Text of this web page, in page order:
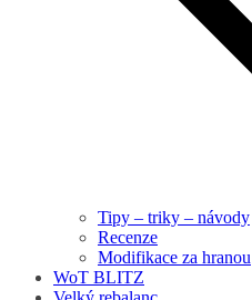
Tipy – triky – návody
Recenze
Modifikace za hranou
WoT BLITZ